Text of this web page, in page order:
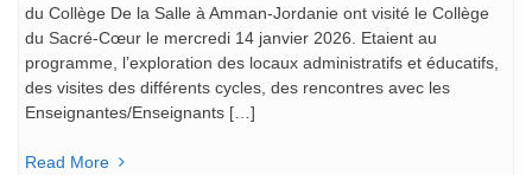
du Collège De la Salle à Amman-Jordanie ont visité le Collège
du Sacré-Cœur le mercredi 14 janvier 2026. Etaient au
programme, l’exploration des locaux administratifs et éducatifs,
des visites des différents cycles, des rencontres avec les
Enseignantes/Enseignants […]
Read More